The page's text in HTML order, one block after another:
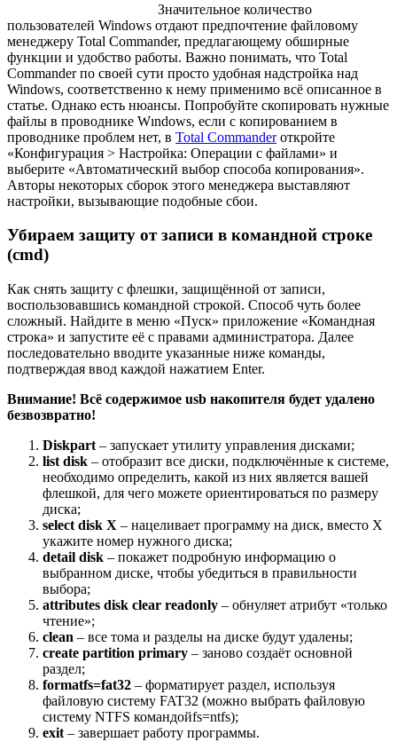
Значительное количество
пользователей Windows отдают предпочтение файловому
менеджеру Total Commander, предлагающему обширные
функции и удобство работы. Важно понимать, что Total
Commander по своей сути просто удобная надстройка над
Windows, соответственно к нему применимо всё описанное в
статье. Однако есть нюансы. Попробуйте скопировать нужные
файлы в проводнике Wındows, если с копированием в
проводнике проблем нет, в Total Commanderоткройте
«Конфигурация > Настройка: Операции с файлами» и
выберите «Автоматический выбор способа копирования».
Авторы некоторых сборок этого менеджера выставляют
настройки, вызывающие подобные сбои.
Убираем защиту от записи в командной строке
(cmd)
Как снять защиту с флешки, защищённой от записи,
воспользовавшись командной строкой. Способ чуть более
сложный. Найдите в меню «Пуск» приложение «Командная
строка» и запустите её с правами администратора. Далее
последовательно вводите указанные ниже команды,
подтверждая ввод каждой нажатием Enter.
Внимание! Всё содержимое usb накопителя будет удалено
безвозвратно!
Diskpart – запускает утилиту управления дисками;
list disk – отобразит все диски, подключённые к системе,
необходимо определить, какой из них является вашей
флешкой, для чего можете ориентироваться по размеру
диска;
select disk X – нацеливает программу на диск, вместо X
укажите номер нужного диска;
detail disk – покажет подробную информацию о
выбранном диске, чтобы убедиться в правильности
выбора;
attributes disk clear readonly – обнуляет атрибут «только
чтение»;
clean – все тома и разделы на диске будут удалены;
create partition primary – заново создаёт основной
раздел;
formatfs=fat32 – форматирует раздел, используя
файловую систему FAT32 (можно выбрать файловую
систему NTFS командойfs=ntfs);
exit – завершает работу программы.